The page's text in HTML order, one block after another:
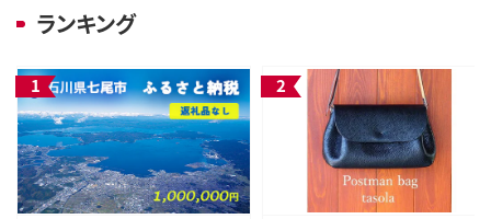
ランキング